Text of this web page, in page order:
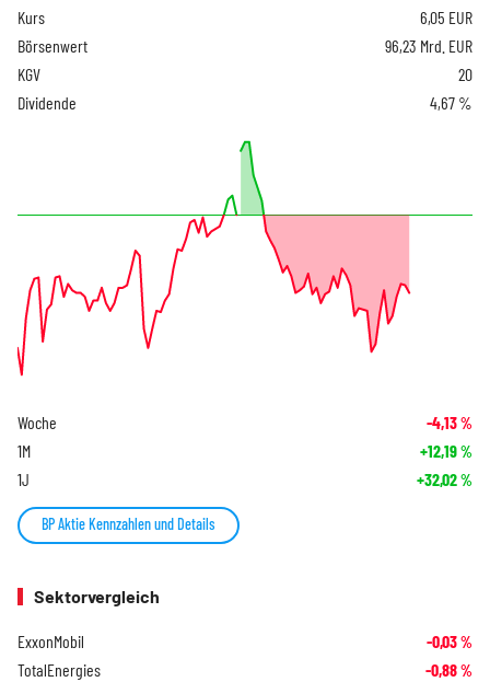
Kurs 6,05 EUR
Börsenwert
96,23 Mrd. EUR
KGV
20
Dividende
4,67 %
Woche -4,13%
1M +12,19%
1J +32,02%
BP Aktie Kennzahlen und Details
Sektorvergleich
ExxonMobil -0,03%
TotalEnergies -0,88%